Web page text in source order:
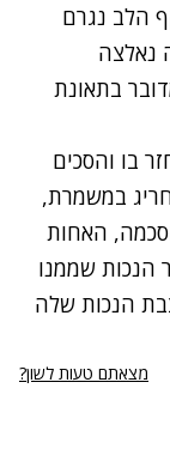
הלב נגרם
נאלצה
ולכן מדובר בתאונת
בו והסכים
במשמרת,
האחות
הנכות שממנו
הנכות שלה
מצאתם טעות לשון?